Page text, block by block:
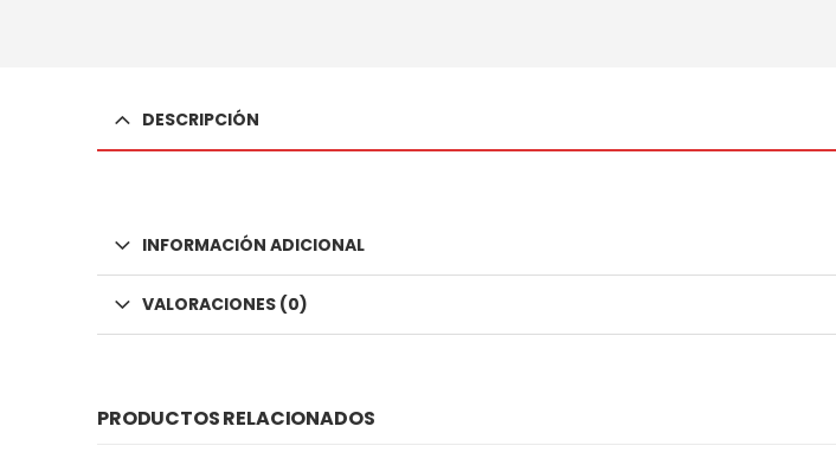
DESCRIPCIÓN
INFORMACIÓN ADICIONAL
VALORACIONES (0)
PRODUCTOS RELACIONADOS